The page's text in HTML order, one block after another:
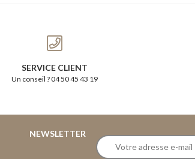
SERVICE CLIENT
Un conseil ? 04 50 45 43 19
NEWSLETTER